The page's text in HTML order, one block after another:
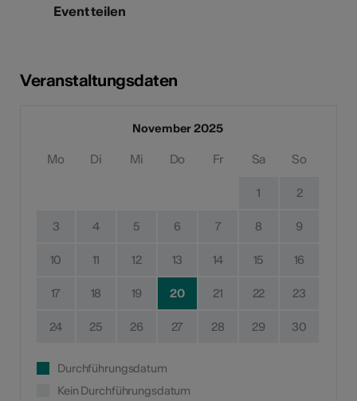
Event teilen
Veranstaltungsdaten
November 2025
Mo Di Mi Do Fr Sa So
1 2
3 4 5 6 7 8 9
10 11 12 13 14 15 16
17 18 19 20 21 22 23
24 25 26 27 28 29 30
Durchführungsdatum
Kein Durchführungsdatum